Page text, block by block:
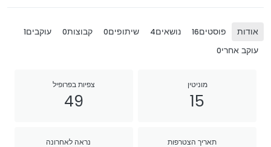
אודות פוסטים16 נושאים4 שיתופים0 קבוצות0 עוקבים1
עוקב אחרי0
מוניטין
15
צפיות בפרופיל
49
תאריך הצטרפות נראה לאחרונה